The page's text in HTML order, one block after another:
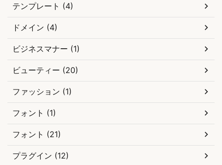
テンプレート (4)
ドメイン (4)
ビジネスマナー (1)
ビューティー (20)
ファッション (1)
フォント (1)
フォント (21)
プラグイン (12)